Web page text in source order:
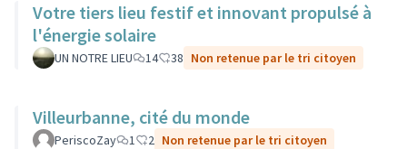
Votre tiers lieu festif et innovant propulsé à
l'énergie solaire
UN NOTRE LIEU 14 38 Non retenue par le tri citoyen
Villeurbanne, cité du monde
PeriscoZay 1 2 Non retenue par le tri citoyen